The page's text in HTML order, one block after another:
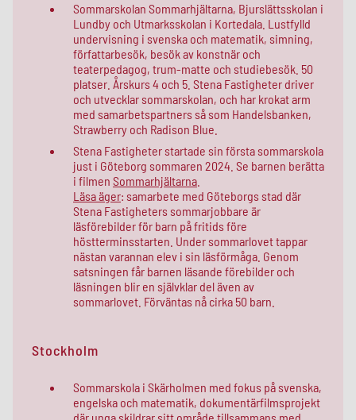
Sommarskolan Sommarhjältarna, Bjurslättsskolan i
Lundby och Utmarksskolan i Kortedala. Lustfylld
undervisning i svenska och matematik, simning,
författarbesök, besök av konstnär och
teaterpedagog, trum-matte och studiebesök. 50
platser. Årskurs 4 och 5. Stena Fastigheter driver
och utvecklar sommarskolan, och har krokat arm
med samarbetspartners så som Handelsbanken,
Strawberry och Radison Blue.
Stena Fastigheter startade sin första sommarskola
just i Göteborg sommaren 2024. Se barnen berätta
i filmen Sommarhjältarna
Läsa äger: samarbete med Göteborgs stad där
Stena Fastigheters sommarjobbare är
läsförebilder för barn på fritids före
höstterminsstarten. Under sommarlovet tappar
nästan varannan elev i sin läsförmåga. Genom
satsningen får barnen läsande förebilder och
läsningen blir en självklar del även av
sommarlovet. Förväntas nå cirka 50 barn.
Stockholm
Sommarskola i Skärholmen med fokus på svenska,
engelska och matematik, dokumentärfilmsprojekt